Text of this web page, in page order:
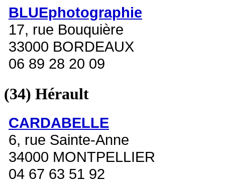
BLUEphotographie
17, rue Bouquière
33000 BORDEAUX
06 89 28 20 09
(34) Hérault
CARDABELLE
6, rue Sainte-Anne
34000 MONTPELLIER
04 67 63 51 92